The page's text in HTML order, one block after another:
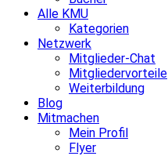
Alle KMU
Kategorien
Netzwerk
Mitglieder-Chat
Mitgliedervorteile
Weiterbildung
Blog
Mitmachen
Mein Profil
Flyer